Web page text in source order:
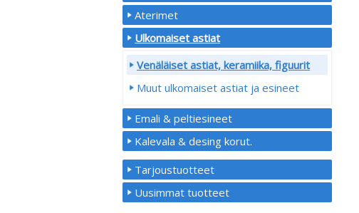
Aterimet
Ulkomaiset astiat
Venäläiset astiat, keramiika, figuurit
Muut ulkomaiset astiat ja esineet
Emali & peltiesineet
Kalevala & desing korut.
Tarjoustuotteet
Uusimmat tuotteet